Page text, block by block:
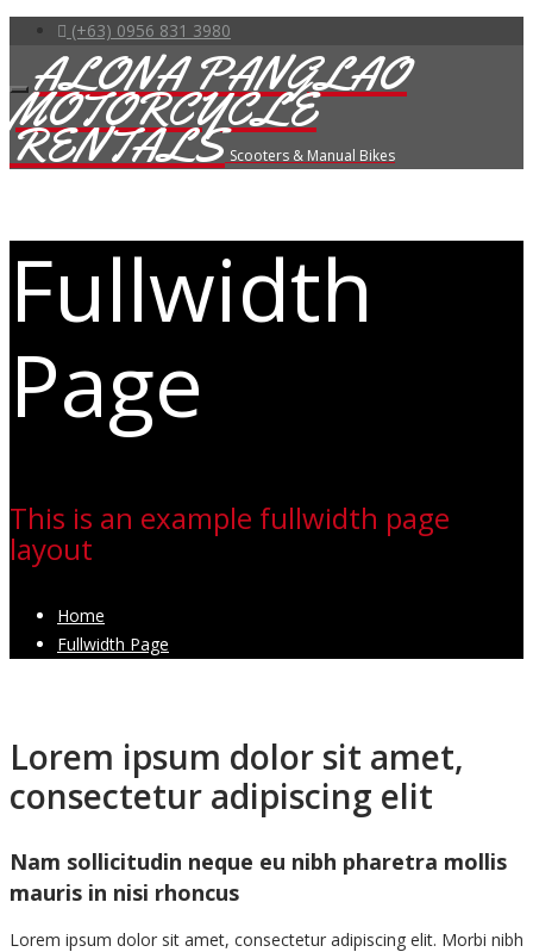
(+63) 0956 831 3980
ALONA PANGLAO
MOTORCYCLE
RENTALS Scooters & Manual Bikes
Fullwidth
Page
This is an example fullwidth page
layout
Home
Fullwidth Page
Lorem ipsum dolor sit amet,
consectetur adipiscing elit
Nam sollicitudin neque eu nibh pharetra mollis
mauris in nisi rhoncus
Lorem ipsum dolor sit amet, consectetur adipiscing elit. Morbi nibh